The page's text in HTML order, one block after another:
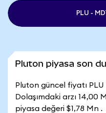
PLU -
Pluton piyasa son
Pluton güncel fiyatı PLU
Dolaşımdaki arzı 14,00
piyasa değeri $1,78 Mn .